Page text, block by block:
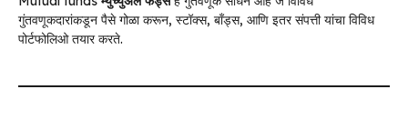
गुंतवणूकदारांकडून पैसे गोळा करून, स्टॉक्स, बॉंड्स, आणि इतर संपत्ती यांचा विविध
पोर्टफोलिओ तयार करते.